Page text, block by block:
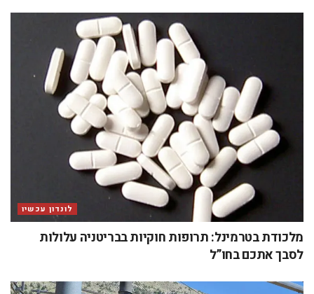
לונדון עכשיו
מלכודת בטרמינל: תרופות חוקיות בבריטניה עלולות
לסבך אתכם בחו”ל